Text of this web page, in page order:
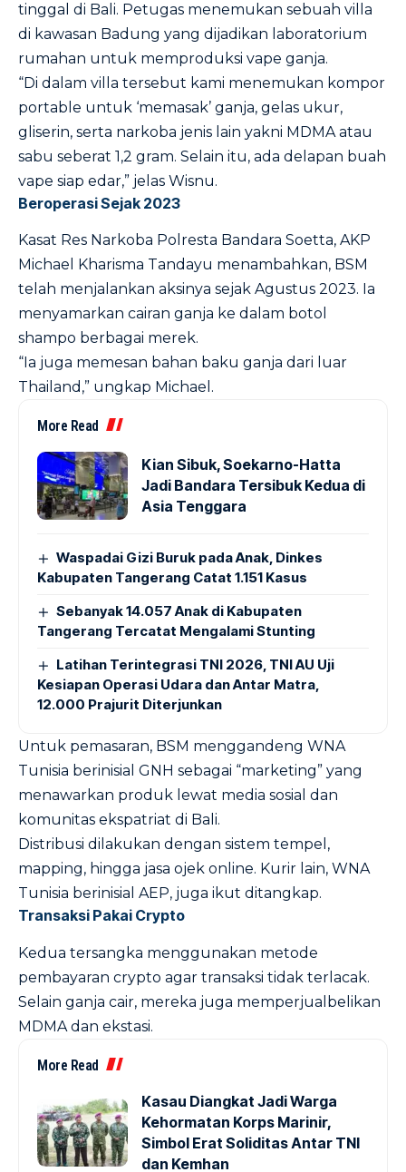
tinggal di Bali. Petugas menemukan sebuah villa
di kawasan Badung yang dijadikan laboratorium
rumahan untuk memproduksi vape ganja.
“Di dalam villa tersebut kami menemukan kompor
portable untuk ‘memasak’ ganja, gelas ukur,
gliserin, serta narkoba jenis lain yakni MDMA atau
sabu seberat 1,2 gram. Selain itu, ada delapan buah
vape siap edar,” jelas Wisnu.
Beroperasi Sejak 2023
Kasat Res Narkoba Polresta Bandara Soetta, AKP
Michael Kharisma Tandayu menambahkan, BSM
telah menjalankan aksinya sejak Agustus 2023. Ia
menyamarkan cairan ganja ke dalam botol
shampo berbagai merek.
“Ia juga memesan bahan baku ganja dari luar
Thailand,” ungkap Michael.
More Read
Kian Sibuk, Soekarno-Hatta
Jadi Bandara Tersibuk Kedua di
Asia Tenggara
Waspadai Gizi Buruk pada Anak, Dinkes
Kabupaten Tangerang Catat 1.151 Kasus
Sebanyak 14.057 Anak di Kabupaten
Tangerang Tercatat Mengalami Stunting
Latihan Terintegrasi TNI 2026, TNI AU Uji
Kesiapan Operasi Udara dan Antar Matra,
12.000 Prajurit Diterjunkan
Untuk pemasaran, BSM menggandeng WNA
Tunisia berinisial GNH sebagai “marketing” yang
menawarkan produk lewat media sosial dan
komunitas ekspatriat di Bali.
Distribusi dilakukan dengan sistem tempel,
mapping, hingga jasa ojek online. Kurir lain, WNA
Tunisia berinisial AEP, juga ikut ditangkap.
Transaksi Pakai Crypto
Kedua tersangka menggunakan metode
pembayaran crypto agar transaksi tidak terlacak.
Selain ganja cair, mereka juga memperjualbelikan
MDMA dan ekstasi.
More Read
Kasau Diangkat Jadi Warga
Kehormatan Korps Marinir,
Simbol Erat Soliditas Antar TNI
dan Kemhan